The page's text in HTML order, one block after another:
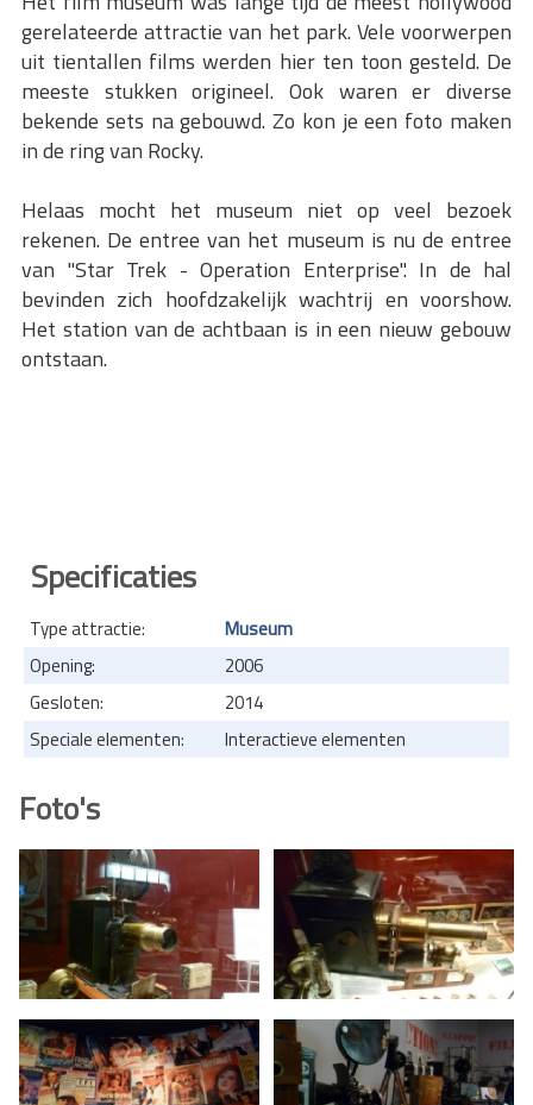
gerelateerde attractie van het park. Vele voorwerpen
uit tientallen films werden hier ten toon gesteld. De
meeste stukken origineel. Ook waren er diverse
bekende sets na gebouwd. Zo kon je een foto maken
in de ring van Rocky.
Helaas mocht het museum niet op veel bezoek
rekenen. De entree van het museum is nu de entree
van "Star Trek - Operation Enterprise". In de hal
bevinden zich hoofdzakelijk wachtrij en voorshow.
Het station van de achtbaan is in een nieuw gebouw
ontstaan.
Specificaties
Type attractie:
Museum
Opening:
2006
Gesloten:
2014
Speciale elementen:
Interactieve elementen
Foto's